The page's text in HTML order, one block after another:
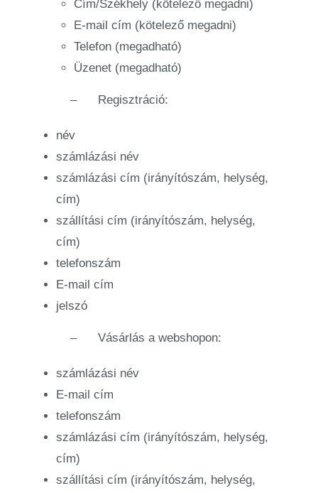
Cím/Székhely (kötelező megadni)
E-mail cím (kötelező megadni)
Telefon (megadható)
Üzenet (megadható)
– Regisztráció:
név
számlázási név
számlázási cím (irányítószám, helység,
cím)
szállítási cím (irányítószám, helység,
cím)
telefonszám
E-mail cím
jelszó
– Vásárlás a webshopon:
számlázási név
E-mail cím
telefonszám
számlázási cím (irányítószám, helység,
cím)
szállítási cím (irányítószám, helység,